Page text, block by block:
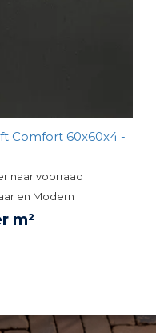
Comfort 60x60x4 -
naar voorraad
en Modern
m²